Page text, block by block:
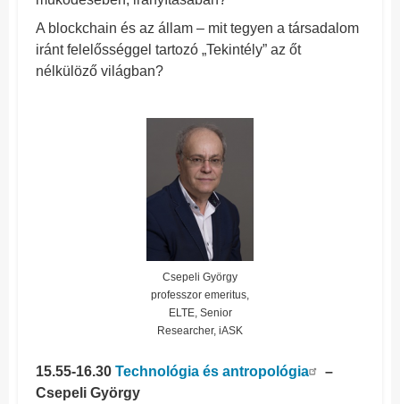
A blockchain és az állam – mit tegyen a társadalom
iránt felelősséggel tartozó „Tekintély” az őt
nélkülöző világban?
Csepeli György
professzor emeritus,
ELTE, Senior
Researcher, iASK
15.55-16.30 Technológia és antropológia
–
Csepeli György